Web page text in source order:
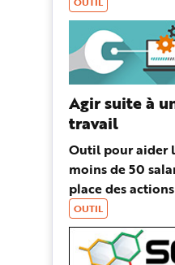
substances.
Agir suite à
travail
Outil pour aider
moins de 50
place des
un accident du
OUTIL